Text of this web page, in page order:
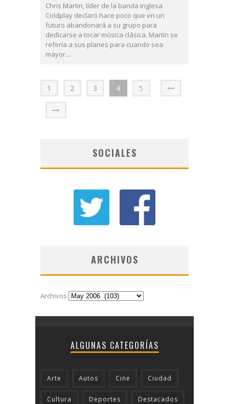
Chris Martin, líder de la banda inglesa
Coldplay declaró hace poco que en un
futuro abandonará a su grupo para
dedicarse a tocar música clásica. Martin se
refería a sus planes para cuando sea
mayor....
1 2 3 4 5
SOCIALES
ARCHIVOS
Archivos
ALGUNAS CATEGORÍAS
Arte Autos Cine Ciudad
Cultura Deportes Destacados